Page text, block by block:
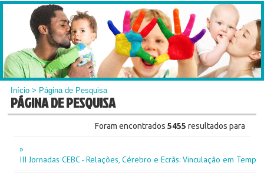
Início > Página de Pesquisa
PÁGINA DE PESQUISA
Foram encontrados 5455resultados para
»
III Jornadas CEBC - Relações, Cérebro e Ecrãs: Vinculação em